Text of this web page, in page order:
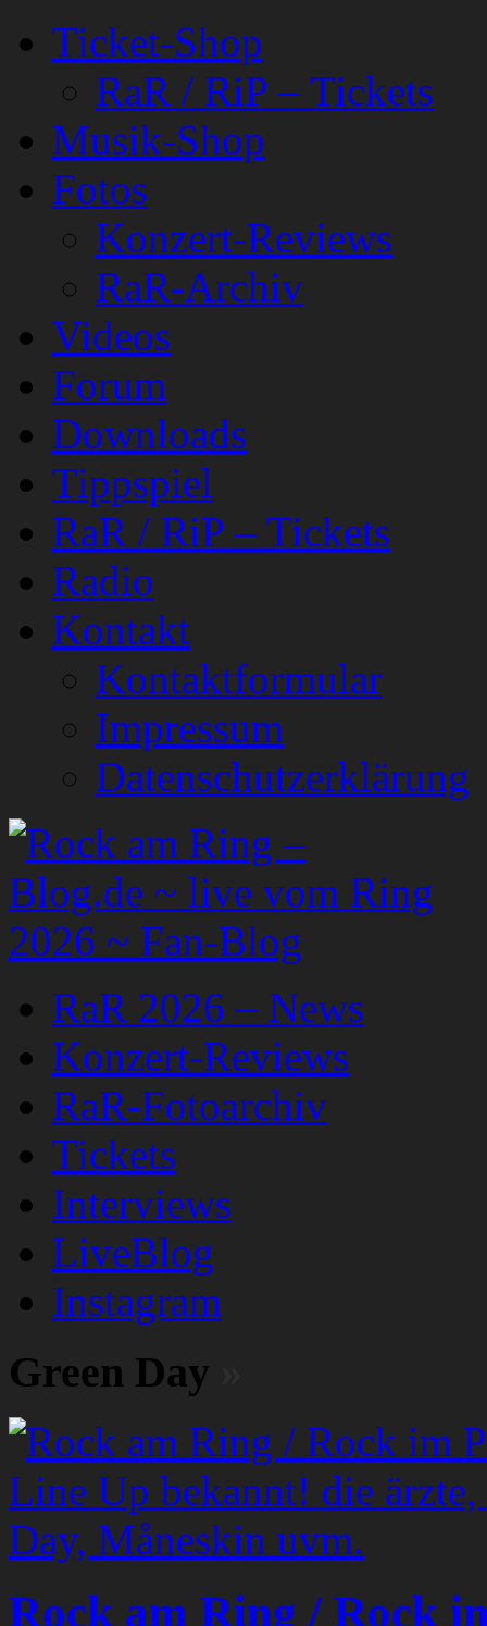
Ticket-Shop
RaR / RiP – Tickets
Musik-Shop
Fotos
Konzert-Reviews
RaR-Archiv
Videos
Forum
Downloads
Tippspiel
RaR / RiP – Tickets
Radio
Kontakt
Kontaktformular
Impressum
Datenschutzerklärung
RaR 2026 – News
Konzert-Reviews
RaR-Fotoarchiv
Tickets
Interviews
LiveBlog
Instagram
Green Day
Rock am Ring / Rock